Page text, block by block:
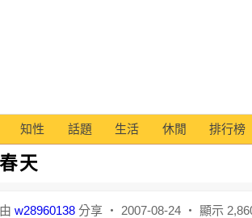
知性 話題 生活 休閒 排行榜
天
w28960138 分享 ‧ 2007-08-24 ‧ 顯示